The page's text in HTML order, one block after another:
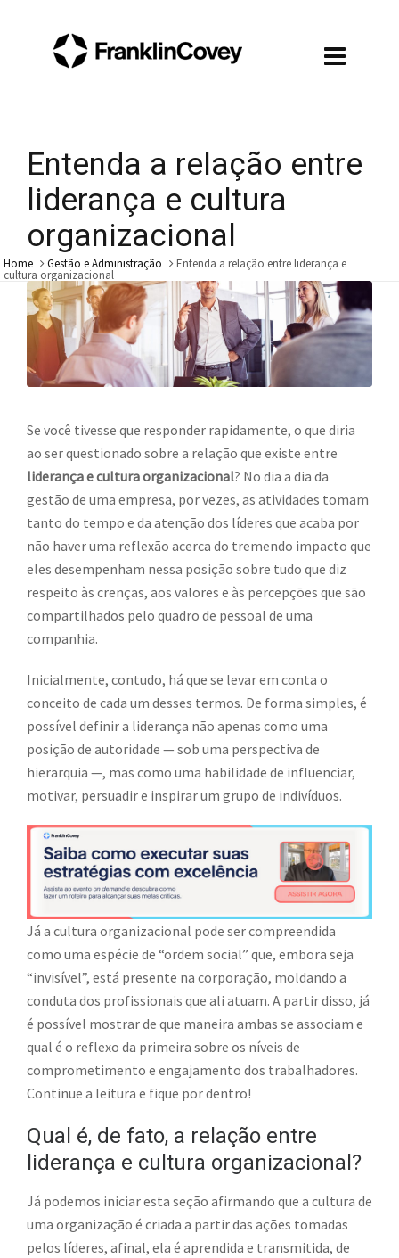
Entenda a relação entre
liderança e cultura
organizacional
Home Gestão e Administração Entenda a relação entre liderança e
cultura organizacional
Se você tivesse que responder rapidamente, o que diria
ao ser questionado sobre a relação que existe entre
liderança e cultura organizacional? No dia a dia da
gestão de uma empresa, por vezes, as atividades tomam
tanto do tempo e da atenção dos líderes que acaba por
não haver uma reflexão acerca do tremendo impacto que
eles desempenham nessa posição sobre tudo que diz
respeito às crenças, aos valores e às percepções que são
compartilhados pelo quadro de pessoal de uma
companhia.
Inicialmente, contudo, há que se levar em conta o
conceito de cada um desses termos. De forma simples, é
possível definir a liderança não apenas como uma
posição de autoridade — sob uma perspectiva de
hierarquia —, mas como uma habilidade de influenciar,
motivar, persuadir e inspirar um grupo de indivíduos.
Já a cultura organizacional pode ser compreendida
como uma espécie de “ordem social” que, embora seja
“invisível”, está presente na corporação, moldando a
conduta dos profissionais que ali atuam. A partir disso, já
é possível mostrar de que maneira ambas se associam e
qual é o reflexo da primeira sobre os níveis de
comprometimento e engajamento dos trabalhadores.
Continue a leitura e fique por dentro!
Qual é, de fato, a relação entre
liderança e cultura organizacional?
Já podemos iniciar esta seção afirmando que a cultura de
uma organização é criada a partir das ações tomadas
pelos líderes, afinal, ela é aprendida e transmitida, de